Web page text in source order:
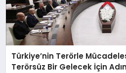
Türkiye’nin Terörle
Terörsüz Bir Gelecek İçin